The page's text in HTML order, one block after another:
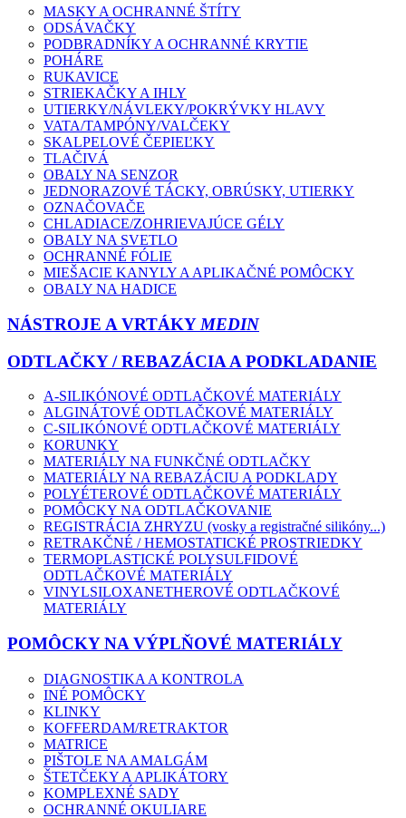
MASKY A OCHRANNÉ ŠTÍTY
ODSÁVAČKY
PODBRADNÍKY A OCHRANNÉ KRYTIE
POHÁRE
RUKAVICE
STRIEKAČKY A IHLY
UTIERKY/NÁVLEKY/POKRÝVKY HLAVY
VATA/TAMPÓNY/VALČEKY
SKALPELOVÉ ČEPIEĽKY
TLAČIVÁ
OBALY NA SENZOR
JEDNORAZOVÉ TÁCKY, OBRÚSKY, UTIERKY
OZNAČOVAČE
CHLADIACE/ZOHRIEVAJÚCE GÉLY
OBALY NA SVETLO
OCHRANNÉ FÓLIE
MIEŠACIE KANYLY A APLIKAČNÉ POMÔCKY
OBALY NA HADICE
NÁSTROJE A VRTÁKY MEDIN
ODTLAČKY / REBAZÁCIA A PODKLADANIE
A-SILIKÓNOVÉ ODTLAČKOVÉ MATERIÁLY
ALGINÁTOVÉ ODTLAČKOVÉ MATERIÁLY
C-SILIKÓNOVÉ ODTLAČKOVÉ MATERIÁLY
KORUNKY
MATERIÁLY NA FUNKČNÉ ODTLAČKY
MATERIÁLY NA REBAZÁCIU A PODKLADY
POLYÉTEROVÉ ODTLAČKOVÉ MATERIÁLY
POMÔCKY NA ODTLAČKOVANIE
REGISTRÁCIA ZHRYZU (vosky a registračné silikóny...)
RETRAKČNÉ / HEMOSTATICKÉ PROSTRIEDKY
TERMOPLASTICKÉ POLYSULFIDOVÉ
ODTLAČKOVÉ MATERIÁLY
VINYLSILOXANETHEROVÉ ODTLAČKOVÉ
MATERIÁLY
POMÔCKY NA VÝPLŇOVÉ MATERIÁLY
DIAGNOSTIKA A KONTROLA
INÉ POMÔCKY
KLINKY
KOFFERDAM/RETRAKTOR
MATRICE
PIŠTOLE NA AMALGÁM
ŠTETČEKY A APLIKÁTORY
KOMPLEXNÉ SADY
OCHRANNÉ OKULIARE